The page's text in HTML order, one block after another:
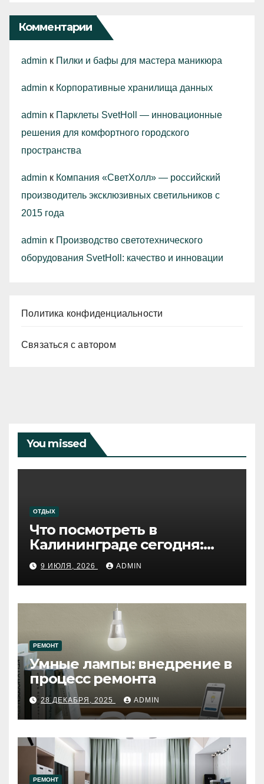
Комментарии
admin к Пилки и бафы для мастера маникюра
admin к Корпоративные хранилища данных
admin к Парклеты SvetHoll — инновационные
решения для комфортного городского
пространства
admin к Компания «СветХолл» — российский
производитель эксклюзивных светильников с
2015 года
admin к Производство светотехнического
оборудования SvetHoll: качество и инновации
Политика конфиденциальности
Связаться с автором
You missed
ОТДЫХ
Что посмотреть в
Калининграде сегодня:
путеводитель по самому
западному городу России
9 ИЮЛЯ, 2026 ADMIN
РЕМОНТ
Умные лампы: внедрение в
процесс ремонта
28 ДЕКАБРЯ, 2025 ADMIN
РЕМОНТ